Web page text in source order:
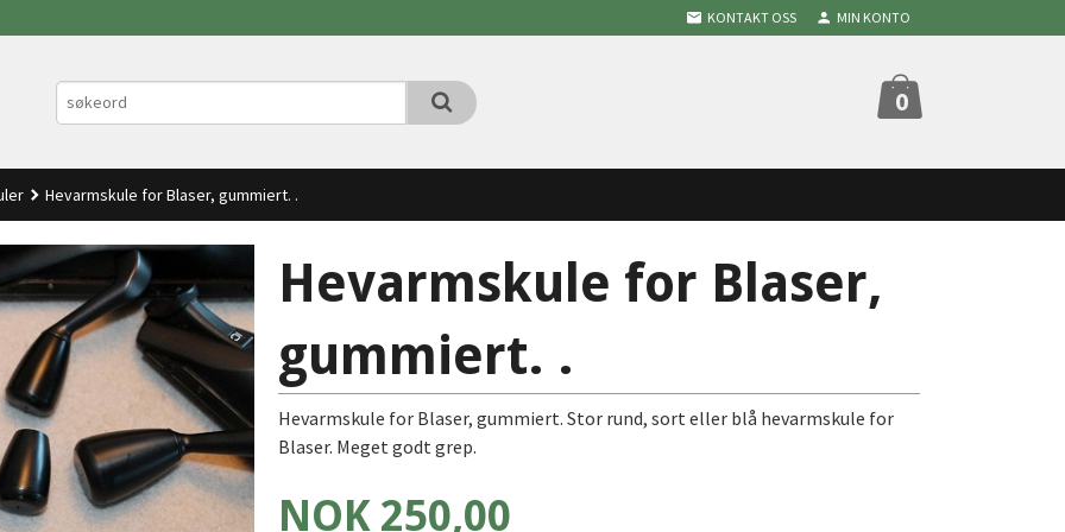
KONTAKT OSS MIN KONTO
0
Hevarmskule for Blaser, gummiert. .
Hevarmskule for Blaser,
gummiert. .
Hevarmskule for Blaser, gummiert. Stor rund, sort eller blå hevarmskule for
Blaser. Meget godt grep.
Pris
NOK 250,00